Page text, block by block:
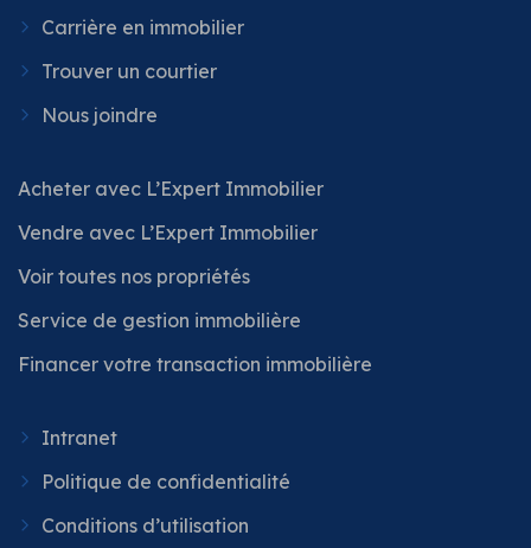
Carrière en immobilier
Trouver un courtier
Nous joindre
Acheter avec L’Expert Immobilier
Vendre avec L’Expert Immobilier
Voir toutes nos propriétés
Service de gestion immobilière
Financer votre transaction immobilière
Intranet
Politique de confidentialité
Conditions d’utilisation